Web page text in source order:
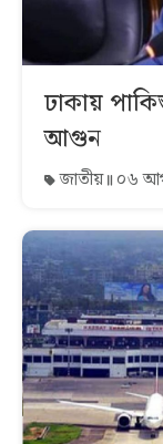
ঢাকায়
আগুন
জাতীয় ০৬